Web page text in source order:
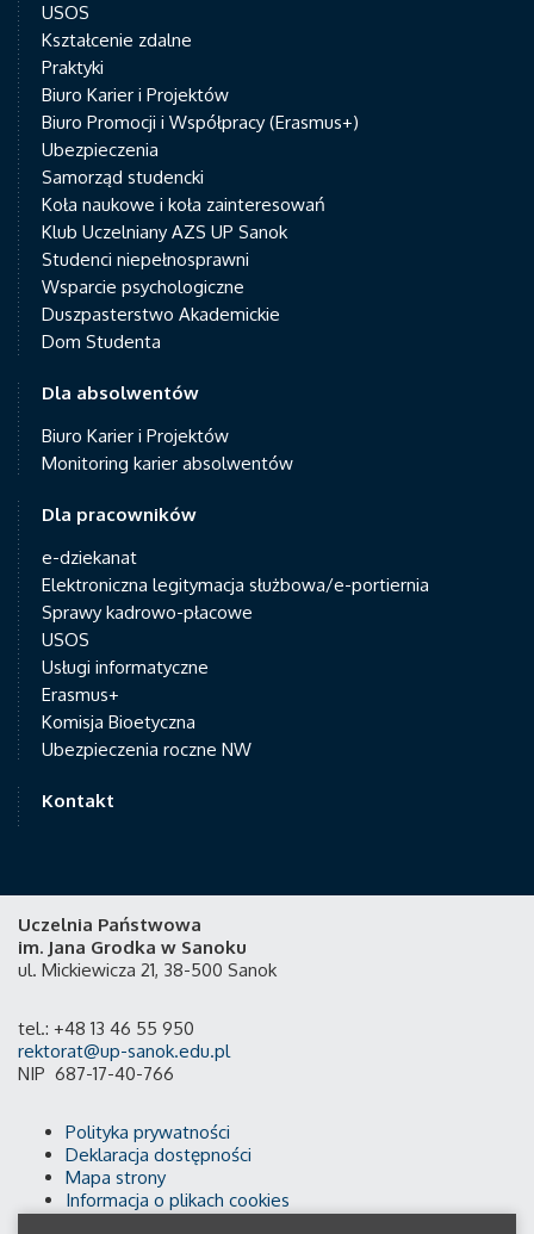
USOS
Kształcenie zdalne
Praktyki
Biuro Karier i Projektów
Biuro Promocji i Współpracy (Erasmus+)
Ubezpieczenia
Samorząd studencki
Koła naukowe i koła zainteresowań
Klub Uczelniany AZS UP Sanok
Studenci niepełnosprawni
Wsparcie psychologiczne
Duszpasterstwo Akademickie
Dom Studenta
Dla absolwentów
Biuro Karier i Projektów
Monitoring karier absolwentów
Dla pracowników
e-dziekanat
Elektroniczna legitymacja służbowa/e-portiernia
Sprawy kadrowo-płacowe
USOS
Usługi informatyczne
Erasmus+
Komisja Bioetyczna
Ubezpieczenia roczne NW
Kontakt
Uczelnia Państwowa
im. Jana Grodka w Sanoku
ul. Mickiewicza 21, 38-500 Sanok
tel.: +48 13 46 55 950
rektorat@up-sanok.edu.pl
NIP 687-17-40-766
Polityka prywatności
Deklaracja dostępności
Mapa strony
Informacja o plikach cookies